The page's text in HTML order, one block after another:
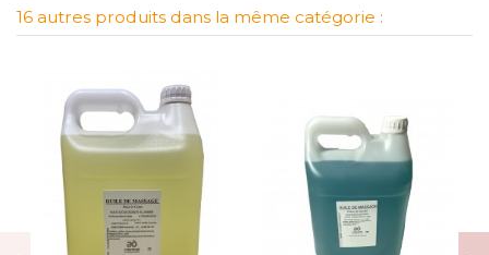
16 autres produits dans la même catégorie :